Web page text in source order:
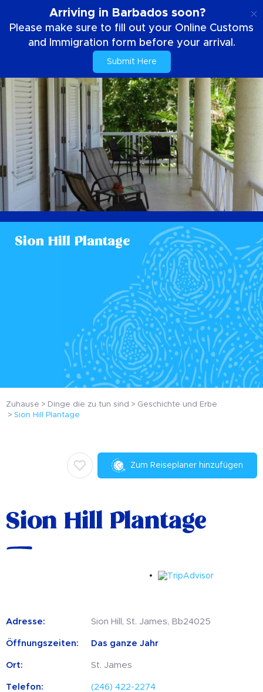
Arriving in Barbados soon?
Please make sure to fill out your Online Customs
and Immigration form before your arrival.
Submit Here
Sion Hill Plantage
Zuhause Dinge die zu tun sind
Geschichte und Erbe
Sion Hill Plantage
Zum Reiseplaner hinzufügen
Sion Hill Plantage
Adresse: Sion Hill, St. James, Bb24025
Öffnungszeiten: Das ganze Jahr
Ort: St. James
Telefon: (246) 422-2274